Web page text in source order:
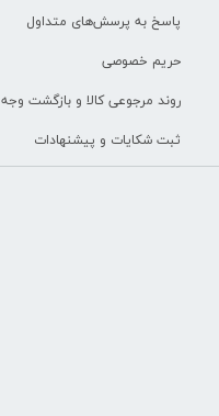
پاسخ به پرسش‌های متداول
حریم خصوصی
روند مرجوعی کالا و بازگشت وجه
ثبت شکایات و پیشنهادات